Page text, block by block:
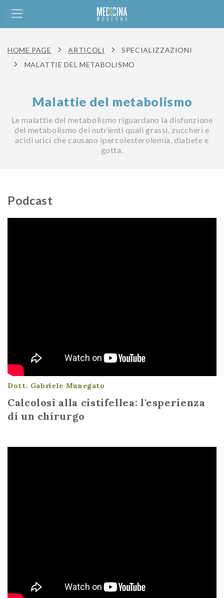
HOME PAGE ARTICOLI
SPECIALIZZAZIONI
MALATTIE DEL METABOLISMO
Malattie del metabolismo
Le malattie del metabolismo riguardano la disfunzione
del metabolismo dei nutrienti quali grassi, zuccheri e
acidi urici che causano ipercolesterolemia, diabete e
gotta.
Podcast
Dott. Gabriele Munegato
Calcolosi alla cistifellea: l'esperienza
di un chirurgo